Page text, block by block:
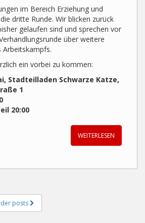
im Bereich Erziehung und
dritte Runde. Wir blicken zurück
gelaufen sind und sprechen vor
über weitere
Arbeitskampfs.
ein vorbei zu kommen:
Stadteilladen Schwarze Katze,
1
20:00
WEITERLESEN
posts